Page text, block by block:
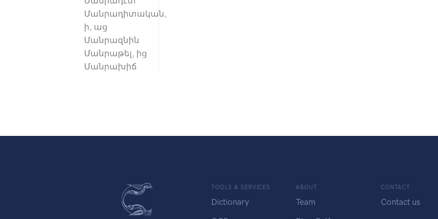
Մանրադիտական,
ի, աց
Մանրազնին
Մանրաթել, ից
Մանրախիճ
TOOLS & SERVICES
Dictionary
ABOUT
Team
CONTACT
Contact us